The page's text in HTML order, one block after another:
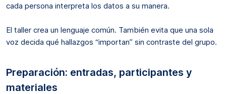
cada persona interpreta los datos a su manera.
El taller crea un lenguaje común. También evita que una sola
voz decida qué hallazgos “importan” sin contraste del grupo.
Preparación: entradas, participantes y
materiales